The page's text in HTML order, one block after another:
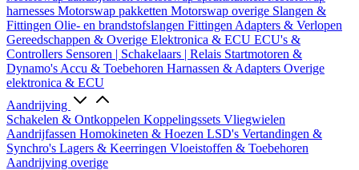
harnesses Motorswap pakketten Motorswap overige Slangen &
Fittingen Olie- en brandstofslangen Fittingen Adapters & Verlopen
Gereedschappen & Overige Elektronica & ECU ECU's &
Controllers Sensoren | Schakelaars | Relais Startmotoren &
Dynamo's Accu & Toebehoren Harnassen & Adapters Overige
elektronica & ECU
Aandrijving
Schakelen & Ontkoppelen Koppelingssets Vliegwielen
Aandrijfassen Homokineten & Hoezen LSD's Vertandingen &
Synchro's Lagers & Keerringen Vloeistoffen & Toebehoren
Aandrijving overige